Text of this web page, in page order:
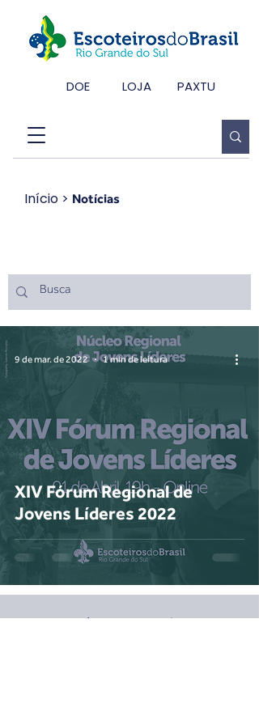
DOE LOJA PAXTU
Início > Notícias
XIV Fórum Regional de
Jovens Líderes 2022
9 de mar. de 2022 1 min de leitura
2/2